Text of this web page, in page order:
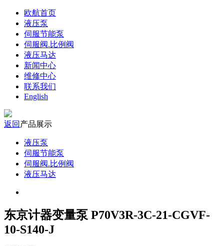
欧航首页
液压泵
伺服节能泵
伺服阀.比例阀
液压马达
新闻中心
维修中心
联系我们
English
返回 产品展示
液压泵
伺服节能泵
伺服阀.比例阀
液压马达
东京计器变量泵 P70V3R-3C-21-CGVF-
10-S140-J